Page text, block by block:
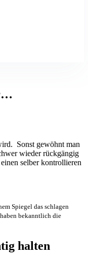
Sonst gewöhnt man
wieder rückgängig
selber kontrollieren
Spiegel das schlagen
bekanntlich die
halten